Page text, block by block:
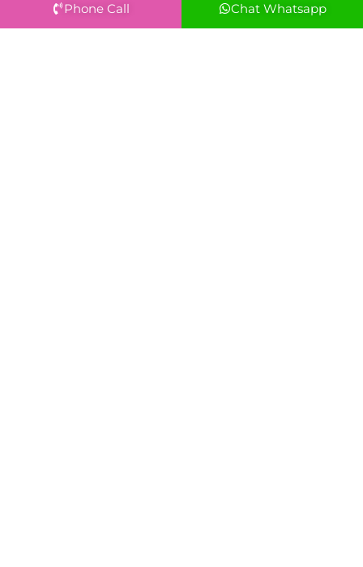
Phone Call Chat Whatsapp